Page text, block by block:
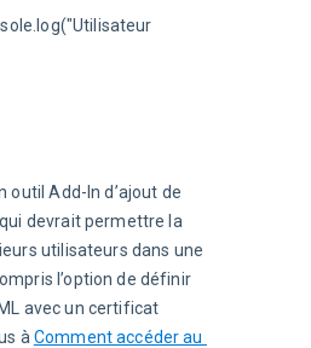
outil Add-In d’ajout de
devrait permettre la
utilisateurs dans une
l’option de définir
avec un certificat
à Comment accéder au